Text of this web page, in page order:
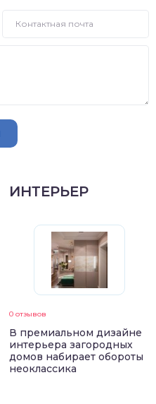
ИНТЕРЬЕР
0 отзывов
В премиальном дизайне
интерьера загородных
домов набирает обороты
неоклассика